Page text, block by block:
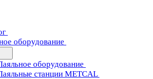
оборудование
оборудование
станции METCAL